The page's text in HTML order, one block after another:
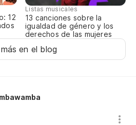
12
Listas musicales
13 canciones sobre la
igualdad de género y los
derechos de las mujeres
en el blog